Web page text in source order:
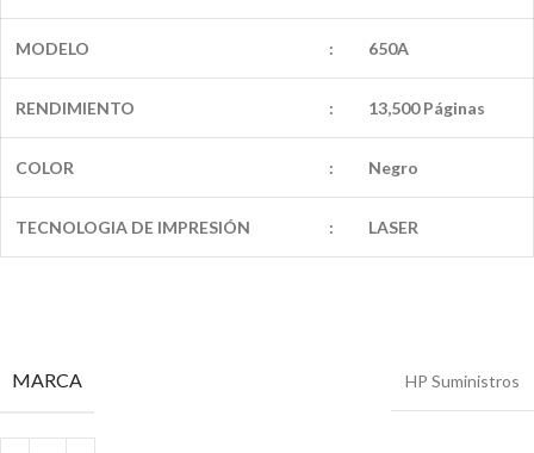
MODELO : 650A
RENDIMIENTO : 13,500 Páginas
COLOR : Negro
TECNOLOGIA DE IMPRESIÓN : LASER
MARCA HP Suministros